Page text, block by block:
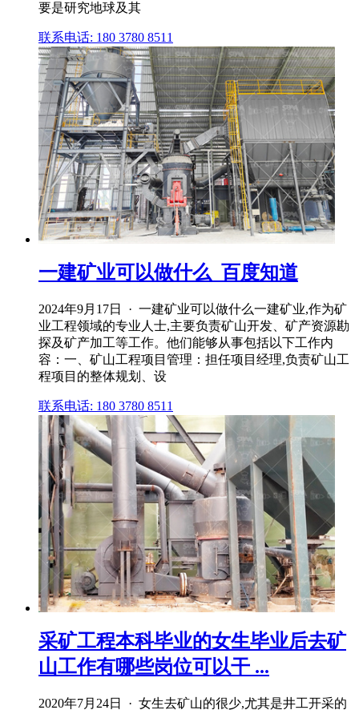
要是研究地球及其
联系电话: 180 3780 8511
一建矿业可以做什么_百度知道
2024年9月17日 · 一建矿业可以做什么一建矿业,作为矿
业工程领域的专业人士,主要负责矿山开发、矿产资源勘
探及矿产加工等工作。他们能够从事包括以下工作内
容：一、矿山工程项目管理：担任项目经理,负责矿山工
程项目的整体规划、设
联系电话: 180 3780 8511
采矿工程本科毕业的女生毕业后去矿
山工作有哪些岗位可以干 ...
2020年7月24日 · 女生去矿山的很少,尤其是井工开采的